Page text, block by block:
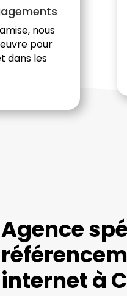
nous
pour
dans les
Agence
internet à